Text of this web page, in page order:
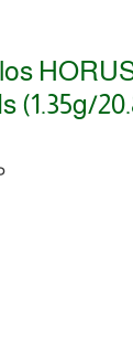
(1.35g/